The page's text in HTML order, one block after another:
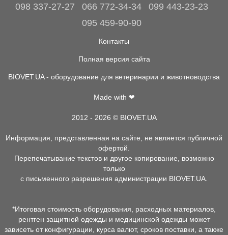
098 337-27-27
066 772-34-34
099 443-23-23
095 459-90-90
Контакты
Полная версия сайта
BIOVET.UA - оборудование для ветеринарии и животноводства
Made with ❤
2012 - 2026 © BIOVET.UA
Информация, представленная на сайте, не является публичной
офертой.
Перепечатывание текстов и другое копирование, возможно
только
с письменного разрешения администрации BIOVET.UA.
*Итоговая стоимость оборудования, расходных материалов,
рентген защитной одежды и медицинской одежды может
зависеть от конфигурации, курса валют, сроков поставки, а также